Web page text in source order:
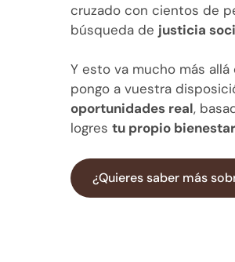
cruzado con cientos de
búsqueda de justicia
Y esto va mucho más
pongo a vuestra
oportunidades real,
logrestu propio
¿Quieres saber más